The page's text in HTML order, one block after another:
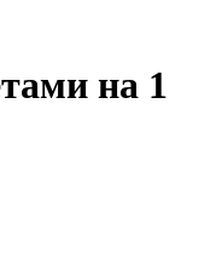
на 1